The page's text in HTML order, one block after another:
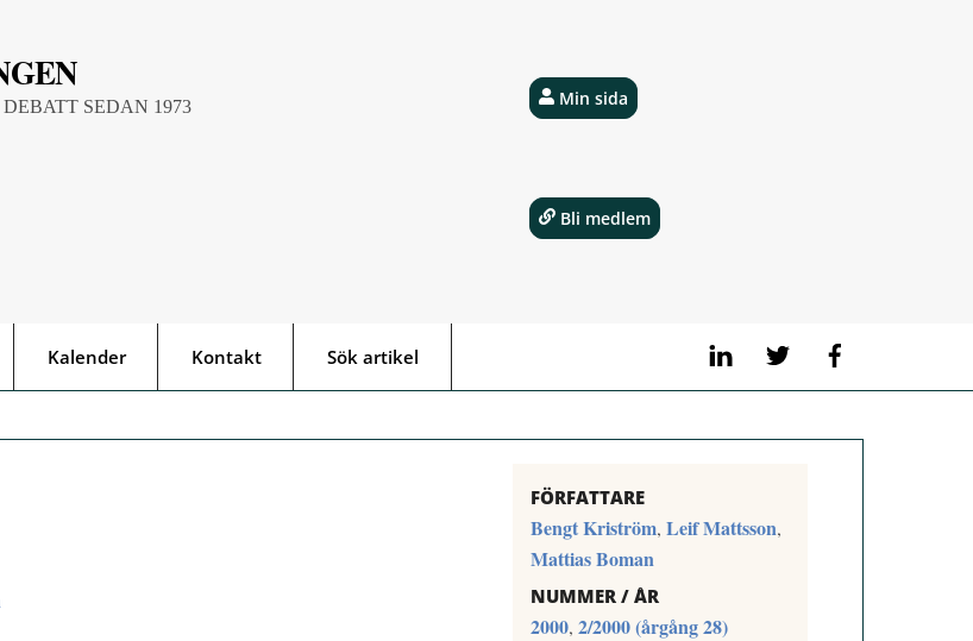
SEDAN 1973
LinkedIn Twitter
Kalender Kontakt Sök artikel
Min sida
Bli medlem
FÖRFATTARE
Bengt Kriström, Leif Mattsson,
Mattias Boman
NUMMER / ÅR
2000, 2/2000 (årgång 28)